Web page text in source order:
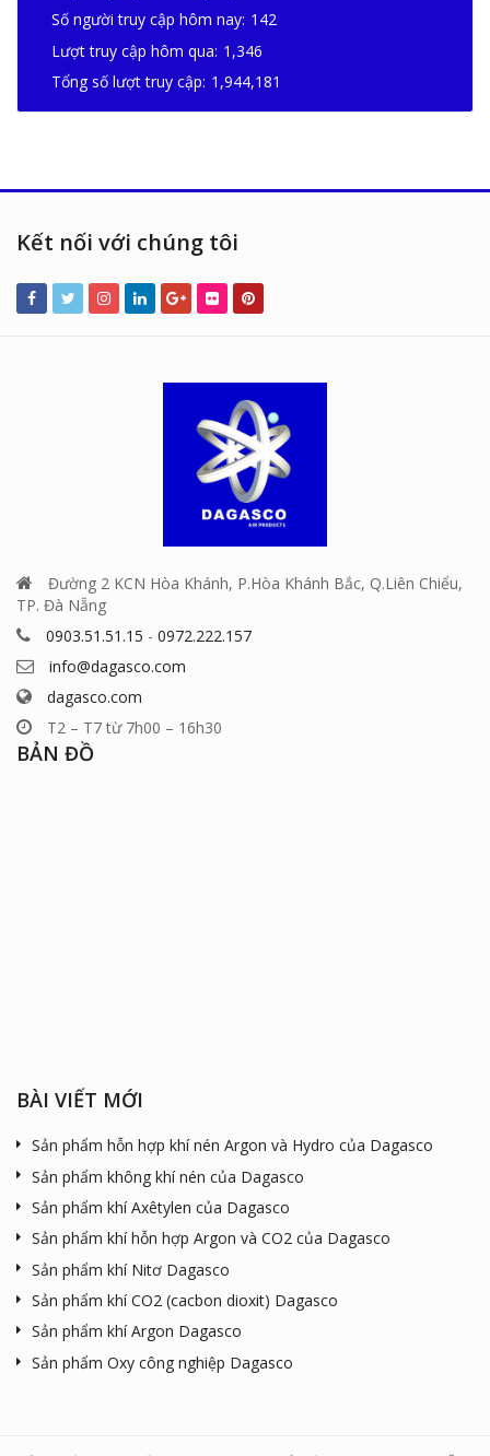
Số người truy cập hôm nay: 142
Lượt truy cập hôm qua: 1,346
Tổng số lượt truy cập: 1,944,181
Kết nối với chúng tôi
Đường 2 KCN Hòa Khánh, P.Hòa Khánh Bắc, Q.Liên Chiểu,
TP. Đà Nẵng
0903.51.51.15 - 0972.222.157
info@dagasco.com
dagasco.com
T2 – T7 từ 7h00 – 16h30
BẢN ĐỒ
BÀI VIẾT MỚI
Sản phẩm hỗn hợp khí nén Argon và Hydro của Dagasco
Sản phẩm không khí nén của Dagasco
Sản phẩm khí Axêtylen của Dagasco
Sản phẩm khí hỗn hợp Argon và CO2 của Dagasco
Sản phẩm khí Nitơ Dagasco
Sản phẩm khí CO2 (cacbon dioxit) Dagasco
Sản phẩm khí Argon Dagasco
Sản phẩm Oxy công nghiệp Dagasco